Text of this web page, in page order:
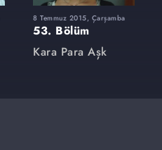
8 Temmuz 2015, Çarşamba
53. Bölüm
Kara Para Aşk